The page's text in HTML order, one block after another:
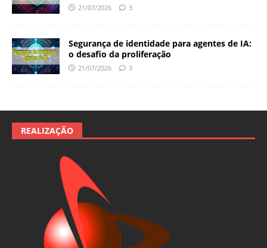
21/07/2026 3
Segurança de identidade para agentes de IA:
o desafio da proliferação
21/07/2026 3
REALIZAÇÃO